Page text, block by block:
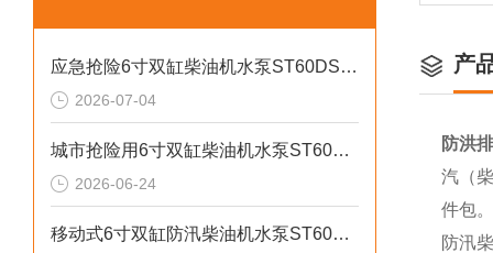
应急抢险6寸双缸柴油机水泵ST60DS产品介绍
2026-07-04
城市抢险用6寸双缸柴油机水泵ST60DS产品介绍
2026-06-24
移动式6寸双缸防汛柴油机水泵ST60SD产品介绍
产
防洪
汽（
件包。
防汛